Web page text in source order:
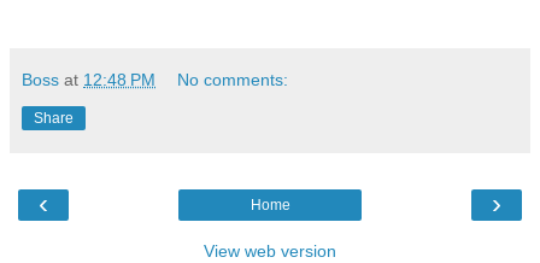
Boss at 12:48 PM No comments:
Share
‹ ›
Home
View web version